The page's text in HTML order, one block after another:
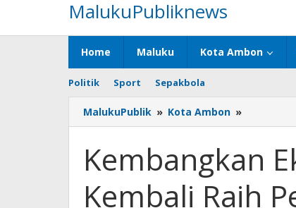
konten
MalukuPubliknews
Home Maluku Kota Ambon
Politik Sport Sepakbola
MalukuPublik » Kota Ambon »
Ekraf,
Ambon
Kembali
Raih
Kembangkan
Kembali Raih